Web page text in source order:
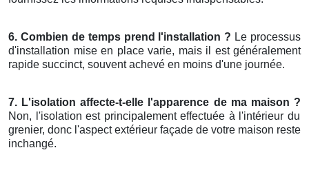
6. Combien de temps prend l'installation ? Le processus
d'installation mise en place varie, mais il est généralement
rapide succinct, souvent achevé en moins d'une journée.
7. L'isolation affecte-t-elle l'apparence de ma maison ?
Non, l'isolation est principalement effectuée à l'intérieur du
grenier, donc l'aspect extérieur façade de votre maison reste
inchangé.